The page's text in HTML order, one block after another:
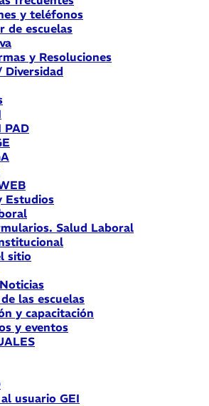
y teléfonos
de escuelas
y Resoluciones
Diversidad
PAD
Estudios
Salud Laboral
sitio
las escuelas
y capacitación
y eventos
usuario GEI